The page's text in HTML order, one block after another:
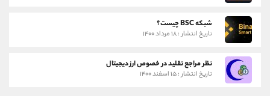
شبکه BSC چیست؟
تاریخ انتشار : ۱۸ مرداد ۱۴۰۰
نظر مراجع تقلید در خصوص ارز دیجیتال
تاریخ انتشار : ۱۵ اسفند ۱۴۰۰